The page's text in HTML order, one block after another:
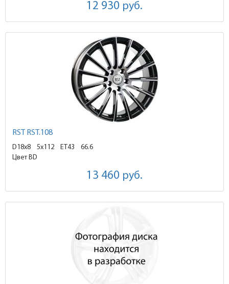
12 930 руб.
RST RST.108
D18x8 5x112 ET43
66.6
Цвет BD
13 460 руб.